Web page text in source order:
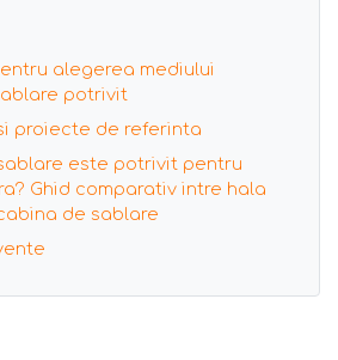
alegerea mediului
potrivit
proiecte de referinta
este potrivit pentru
Ghid comparativ intre hala
de sablare